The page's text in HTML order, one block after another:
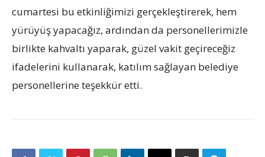
cumartesi bu etkinliğimizi gerçekleştirerek, hem
yürüyüş yapacağız, ardından da personellerimizle
birlikte kahvaltı yaparak, güzel vakit geçireceğiz
ifadelerini kullanarak, katılım sağlayan belediye
personellerine teşekkür etti.